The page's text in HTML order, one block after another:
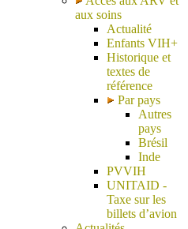
aux soins
Actualité
Enfants VIH+
Historique et
textes de
référence
Par pays
Autres
pays
Brésil
Inde
PVVIH
UNITAID -
Taxe sur les
billets d’avion